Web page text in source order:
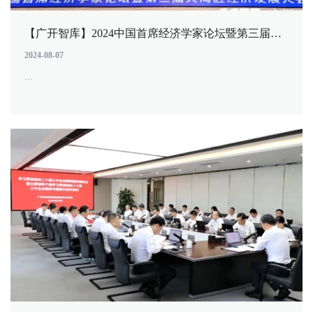
【广开智库】2024中国首席经济学家论坛暨第三届大湾区（黄埔）经济发展大会专家观点集萃（一）
2024-08-07
...